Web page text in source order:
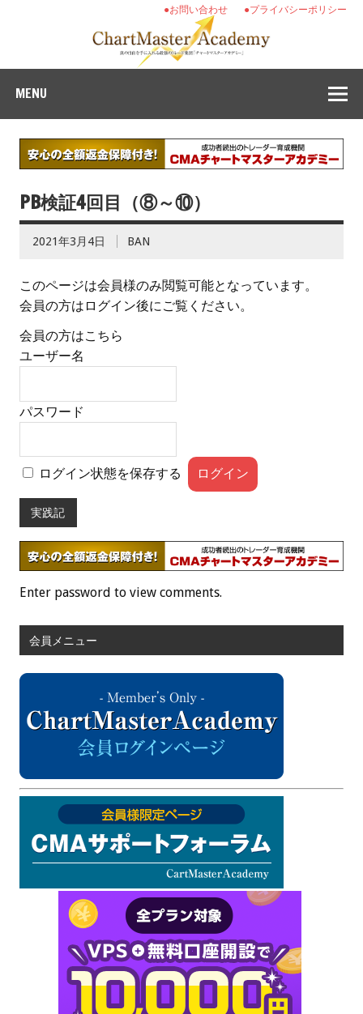
●プライバシーポリシー
●お問い合わせ
MENU
PB検証4回目（⑧～⑩）
2021年3月4日 BAN
このページは会員様のみ閲覧可能となっています。
会員の方はログイン後にご覧ください。
会員の方はこちら
ユーザー名
パスワード
ログイン状態を保存する
実践記
Enter password to view comments.
会員メニュー